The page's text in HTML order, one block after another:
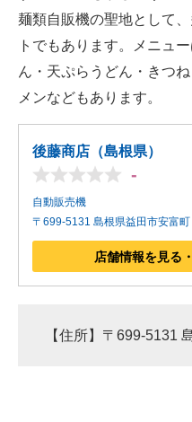
麺類自販機の聖地として
トでもあります。メニュ
ん・天ぷらうどん・きつ
メンなどもあります。
後藤商店（島根県）
-
自動販売機
〒699-5131 島根県益田市安富町
店舗情報を見る
【住所】〒699-5131